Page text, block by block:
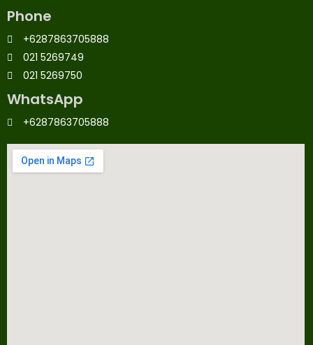
Phone
+6287863705888
021 5269749
021 5269750
WhatsApp
+6287863705888